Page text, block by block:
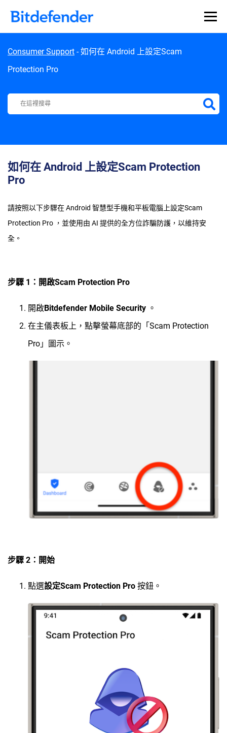
Consumer Support -如何在 Android 上設定Scam
Protection Pro
Bitdefender Support Center
如何在 Android 上設定Scam Protection
Pro
請按照以下步驟在 Android 智慧型手機和平板電腦上設定Scam
Protection Pro ，並使用由 AI 提供的全方位詐騙防護，以維持安
全。
步驟 1：開啟Scam Protection Pro
開啟Bitdefender Mobile Security 。
在主儀表板上，點擊螢幕底部的「Scam Protection
Pro」圖示。
步驟 2：開始
點選設定Scam Protection Pro 按鈕。